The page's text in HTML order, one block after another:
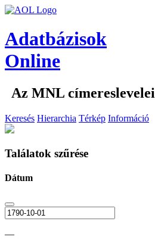
Adatbázisok
Online
Az MNL címereslevelei
Keresés Hierarchia Térkép Információ
Találatok szűrése
Dátum
—